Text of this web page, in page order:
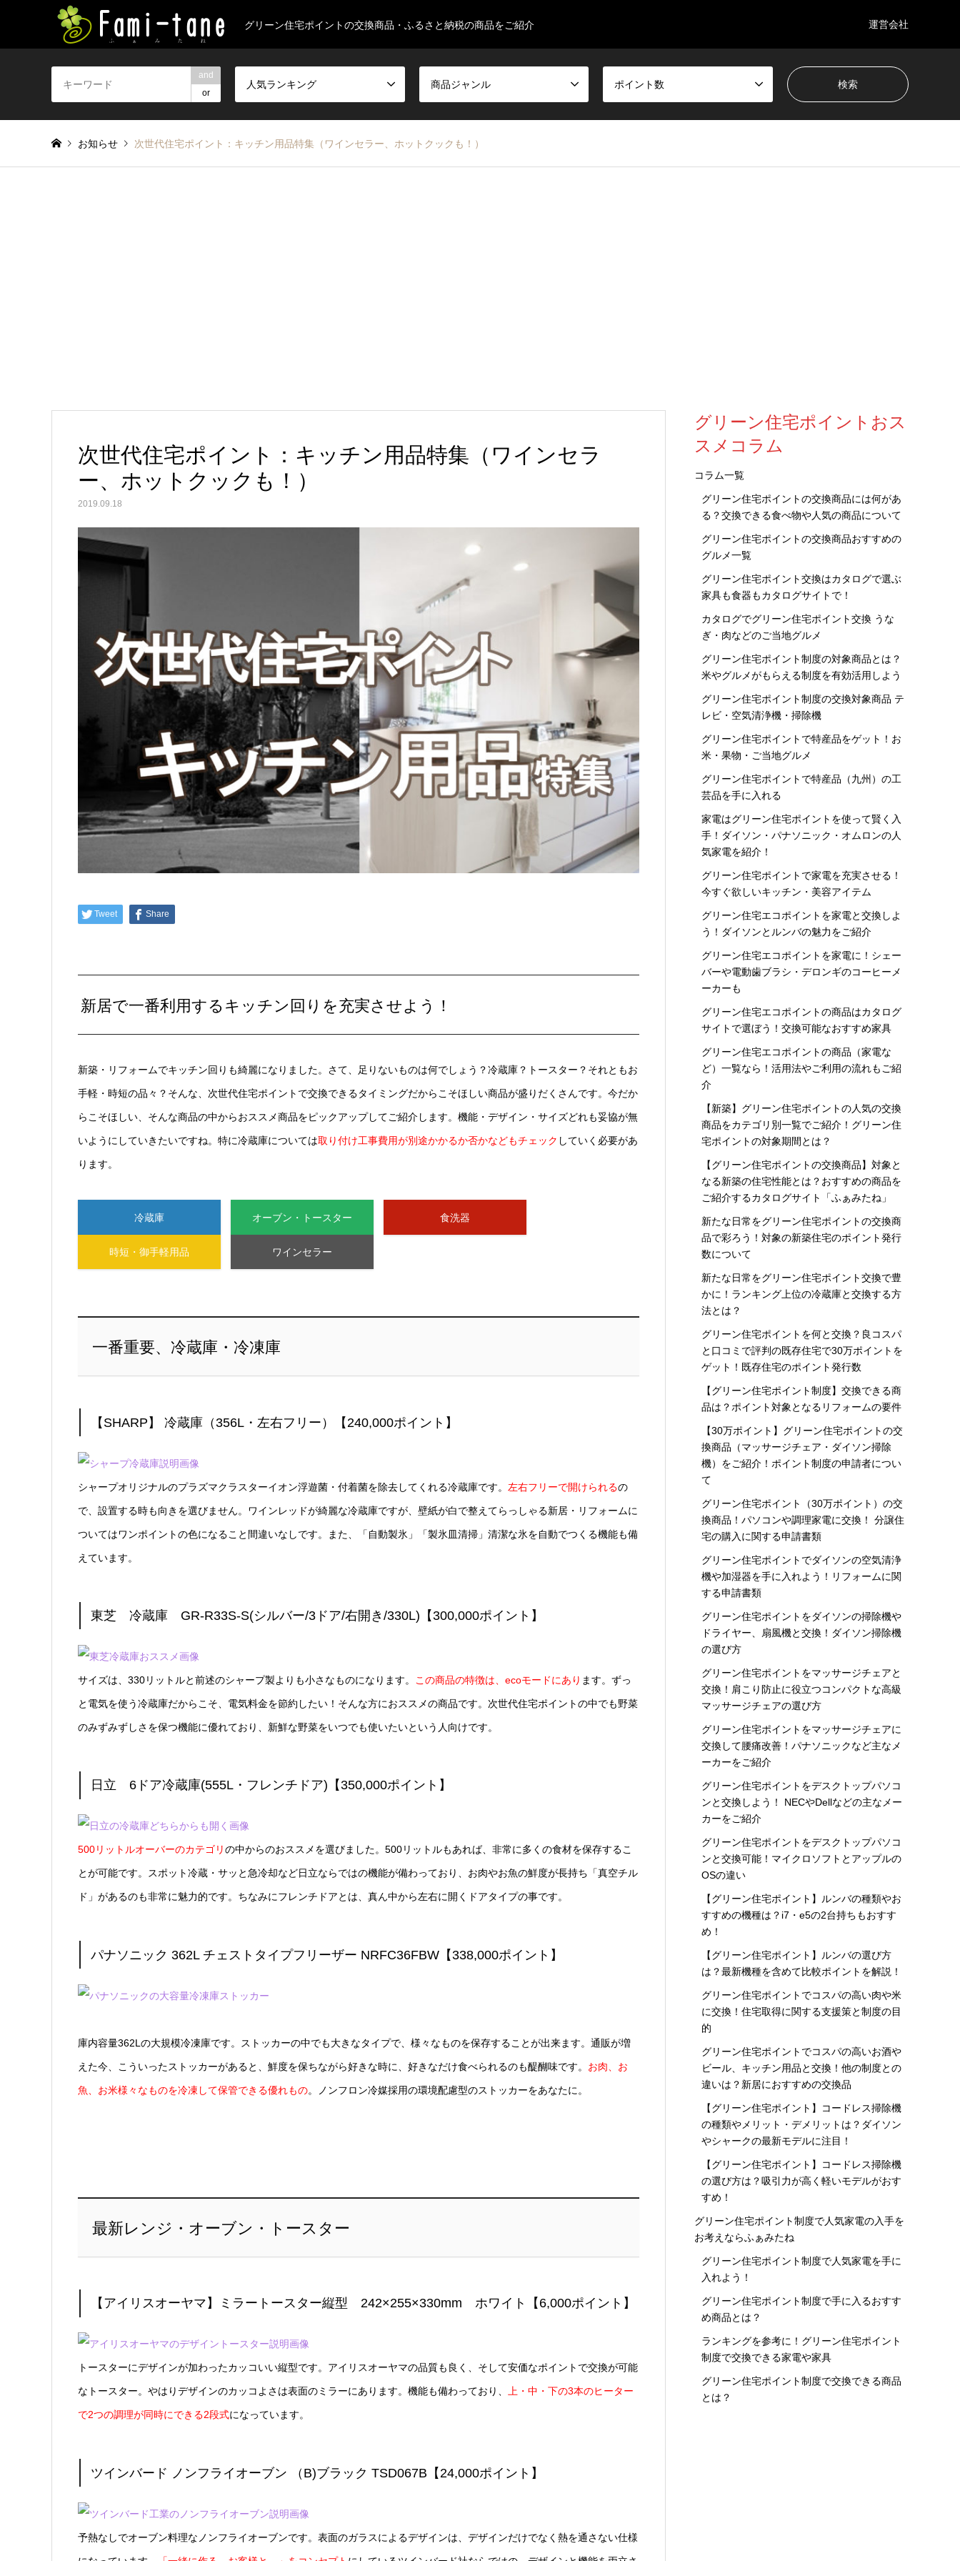
グリーン住宅ポイントの交換商品・ふるさと納税の商品をご紹介 運営会社
and
or
人気ランキング 商品ジャンル ポイント数
お知らせ 次世代住宅ポイント：キッチン用品特集（ワインセラー、ホットクックも！）
次世代住宅ポイント：キッチン用品特集（ワインセラ
ー、ホットクックも！）
2019.09.18
Tweet Share
新居で一番利用するキッチン回りを充実させよう！
新築・リフォームでキッチン回りも綺麗になりました。さて、足りないものは何でしょう？冷蔵庫？トースター？それともお
手軽・時短の品々？そんな、次世代住宅ポイントで交換できるタイミングだからこそほしい商品が盛りだくさんです。今だか
らこそほしい、そんな商品の中からおススメ商品をピックアップしてご紹介します。機能・デザイン・サイズどれも妥協が無
いようにしていきたいですね。特に冷蔵庫については取り付け工事費用が別途かかるか否かなどもチェック していく必要があ
ります。
冷蔵庫 オーブン・トースター 食洗器
時短・御手軽用品 ワインセラー
一番重要、冷蔵庫・冷凍庫
【SHARP】 冷蔵庫（356L・左右フリー）【240,000ポイント】
シャープオリジナルのプラズマクラスターイオン浮遊菌・付着菌を除去してくれる冷蔵庫です。 左右フリーで開けられるの
で、設置する時も向きを選びません。ワインレッドが綺麗な冷蔵庫ですが、壁紙が白で整えてらっしゃる新居・リフォームに
ついてはワンポイントの色になること間違いなしです。また、「自動製氷」「製氷皿清掃」清潔な氷を自動でつくる機能も備
えています。
東芝 冷蔵庫 GR-R33S-S(シルバー/3ドア/右開き/330L)【300,000ポイント】
サイズは、330リットルと前述のシャープ製よりも小さなものになります。 この商品の特徴は、ecoモードにあり ます。ずっ
と電気を使う冷蔵庫だからこそ、電気料金を節約したい！そんな方におススメの商品です。次世代住宅ポイントの中でも野菜
のみずみずしさを保つ機能に優れており、新鮮な野菜をいつでも使いたいという人向けです。
日立 6ドア冷蔵庫(555L・フレンチドア)【350,000ポイント】
500リットルオーバーのカテゴリの中からのおススメを選びました。500リットルもあれば、非常に多くの食材を保存するこ
とが可能です。スポット冷蔵・サッと急冷却など日立ならではの機能が備わっており、お肉やお魚の鮮度が長持ち「真空チル
ド」があるのも非常に魅力的です。ちなみにフレンチドアとは、真ん中から左右に開くドアタイプの事です。
パナソニック 362L チェストタイプフリーザー NRFC36FBW【338,000ポイント】
庫内容量362Lの大規模冷凍庫です。ストッカーの中でも大きなタイプで、様々なものを保存することが出来ます。通販が増
えた今、こういったストッカーがあると、鮮度を保ちながら好きな時に、好きなだけ食べられるのも醍醐味です。 お肉、お
魚、お米様々なものを冷凍して保管できる優れもの。ノンフロン冷媒採用の環境配慮型のストッカーをあなたに。
最新レンジ・オーブン・トースター
【アイリスオーヤマ】ミラートースター縦型 242×255×330mm ホワイト【6,000ポイント】
トースターにデザインが加わったカッコいい縦型です。アイリスオーヤマの品質も良く、そして安価なポイントで交換が可能
なトースター。やはりデザインのカッコよさは表面のミラーにあります。機能も備わっており、 上・中・下の3本のヒーター
で2つの調理が同時にできる2段式になっています。
ツインバード ノンフライオーブン （B)ブラック TSD067B【24,000ポイント】
予熱なしでオーブン料理なノンフライオーブンです。表面のガラスによるデザインは、デザインだけでなく熱を通さない仕様
グリーン住宅ポイントおス
スメコラム
コラム一覧
グリーン住宅ポイントの交換商品には何があ
る？交換できる食べ物や人気の商品について
グリーン住宅ポイントの交換商品おすすめの
グルメ一覧
グリーン住宅ポイント交換はカタログで選ぶ
家具も食器もカタログサイトで！
カタログでグリーン住宅ポイント交換 うな
ぎ・肉などのご当地グルメ
グリーン住宅ポイント制度の対象商品とは？
米やグルメがもらえる制度を有効活用しよう
グリーン住宅ポイント制度の交換対象商品 テ
レビ・空気清浄機・掃除機
グリーン住宅ポイントで特産品をゲット！お
米・果物・ご当地グルメ
グリーン住宅ポイントで特産品（九州）の工
芸品を手に入れる
家電はグリーン住宅ポイントを使って賢く入
手！ダイソン・パナソニック・オムロンの人
気家電を紹介！
グリーン住宅ポイントで家電を充実させる！
今すぐ欲しいキッチン・美容アイテム
グリーン住宅エコポイントを家電と交換しよ
う！ダイソンとルンバの魅力をご紹介
グリーン住宅エコポイントを家電に！シェー
バーや電動歯ブラシ・デロンギのコーヒーメ
ーカーも
グリーン住宅エコポイントの商品はカタログ
サイトで選ぼう！交換可能なおすすめ家具
グリーン住宅エコポイントの商品（家電な
ど）一覧なら！活用法やご利用の流れもご紹
介
【新築】グリーン住宅ポイントの人気の交換
商品をカテゴリ別一覧でご紹介！グリーン住
宅ポイントの対象期間とは？
【グリーン住宅ポイントの交換商品】対象と
なる新築の住宅性能とは？おすすめの商品を
ご紹介するカタログサイト「ふぁみたね」
新たな日常をグリーン住宅ポイントの交換商
品で彩ろう！対象の新築住宅のポイント発行
数について
新たな日常をグリーン住宅ポイント交換で豊
かに！ランキング上位の冷蔵庫と交換する方
法とは？
グリーン住宅ポイントを何と交換？良コスパ
と口コミで評判の既存住宅で30万ポイントを
ゲット！既存住宅のポイント発行数
【グリーン住宅ポイント制度】交換できる商
品は？ポイント対象となるリフォームの要件
【30万ポイント】グリーン住宅ポイントの交
換商品（マッサージチェア・ダイソン掃除
機）をご紹介！ポイント制度の申請者につい
て
グリーン住宅ポイント（30万ポイント）の交
換商品！パソコンや調理家電に交換！ 分譲住
宅の購入に関する申請書類
グリーン住宅ポイントでダイソンの空気清浄
機や加湿器を手に入れよう！リフォームに関
する申請書類
グリーン住宅ポイントをダイソンの掃除機や
ドライヤー、扇風機と交換！ダイソン掃除機
の選び方
グリーン住宅ポイントをマッサージチェアと
交換！肩こり防止に役立つコンパクトな高級
マッサージチェアの選び方
グリーン住宅ポイントをマッサージチェアに
交換して腰痛改善！パナソニックなど主なメ
ーカーをご紹介
グリーン住宅ポイントをデスクトップパソコ
ンと交換しよう！ NECやDellなどの主なメー
カーをご紹介
グリーン住宅ポイントをデスクトップパソコ
ンと交換可能！マイクロソフトとアップルの
OSの違い
【グリーン住宅ポイント】ルンバの種類やお
すすめの機種は？i7・e5の2台持ちもおすす
め！
【グリーン住宅ポイント】ルンバの選び方
は？最新機種を含めて比較ポイントを解説！
グリーン住宅ポイントでコスパの高い肉や米
に交換！住宅取得に関する支援策と制度の目
的
グリーン住宅ポイントでコスパの高いお酒や
ビール、キッチン用品と交換！他の制度との
違いは？新居におすすめの交換品
【グリーン住宅ポイント】コードレス掃除機
の種類やメリット・デメリットは？ダイソン
やシャークの最新モデルに注目！
【グリーン住宅ポイント】コードレス掃除機
の選び方は？吸引力が高く軽いモデルがおす
すめ！
グリーン住宅ポイント制度で人気家電の入手を
お考えならふぁみたね
グリーン住宅ポイント制度で人気家電を手に
入れよう！
グリーン住宅ポイント制度で手に入るおすす
め商品とは？
ランキングを参考に！グリーン住宅ポイント
制度で交換できる家電や家具
グリーン住宅ポイント制度で交換できる商品
とは？